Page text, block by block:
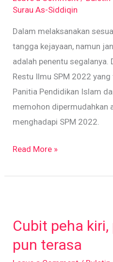
Surau As-Siddiqin
Dalam melaksanakan
tangga kejayaan, namun
adalah penentu segalanya.
Restu Ilmu SPM 2022
Panitia Pendidikan Islam
memohon dipermudahkan
menghadapi SPM 2022.
(Solat
SMKBTP
Read More »
Cubit peha
pun terasa
kiri,
peha
kanan